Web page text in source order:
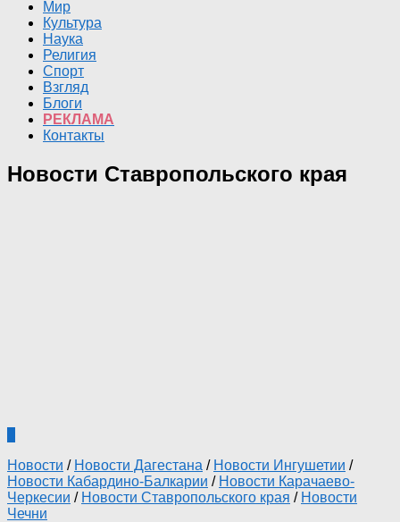
Мир
Культура
Наука
Религия
Спорт
Взгляд
Блоги
РЕКЛАМА
Контакты
Новости Ставропольского края
Новости / Новости Дагестана / Новости Ингушетии /
Новости Кабардино-Балкарии / Новости Карачаево-
Черкесии / Новости Ставропольского края / Новости
Чечни